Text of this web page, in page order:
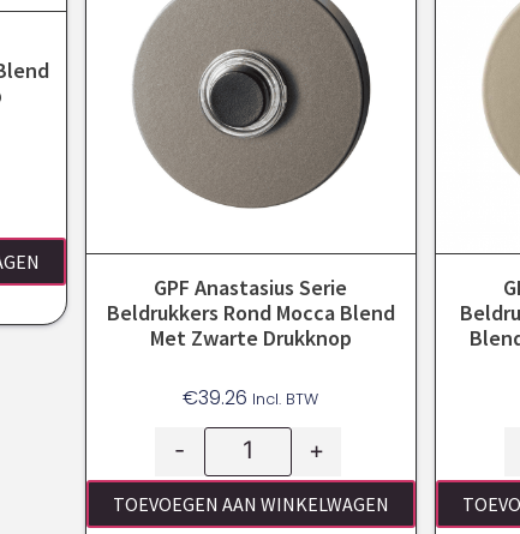
GPF Anastasius Serie
Beldrukkers Rond Mocca Blend
Met Zwarte Drukknop
€39.26 Incl. BTW
- +
TOEVOEGEN AAN WINKELWAGEN